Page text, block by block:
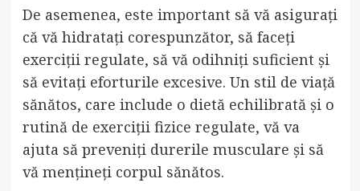
De asemenea, este important să vă asigurați
că vă hidratați corespunzător, să faceți
exerciții regulate, să vă odihniți suficient și
să evitați eforturile excesive. Un stil de viață
sănătos, care include o dietă echilibrată și o
rutină de exerciții fizice regulate, vă va
ajuta să preveniți durerile musculare și să
vă mențineți corpul sănătos.